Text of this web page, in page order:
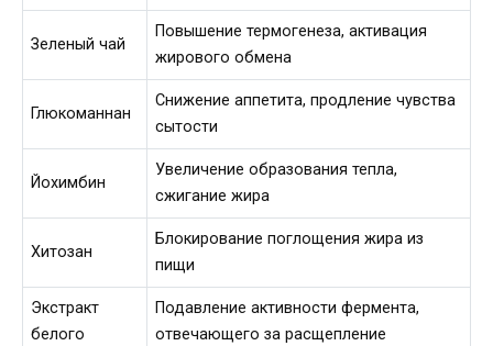
Зеленый чай
Повышение термогенеза, активация
жирового обмена
Глюкоманнан
Снижение аппетита, продление чувства
сытости
Йохимбин
Увеличение образования тепла,
сжигание жира
Хитозан
Блокирование поглощения жира из
пищи
Экстракт
белого
Подавление активности фермента,
отвечающего за расщепление